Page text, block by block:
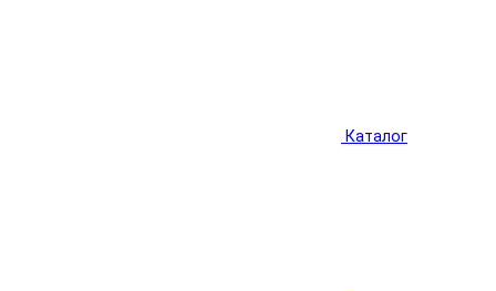
Каталог